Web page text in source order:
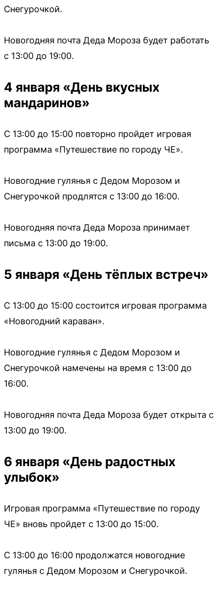
Снегурочкой.
Новогодняя почта Деда Мороза будет работать
с 13:00 до 19:00.
4 января «День вкусных
мандаринов»
С 13:00 до 15:00 повторно пройдет игровая
программа «Путешествие по городу ЧЕ».
Новогодние гулянья с Дедом Морозом и
Снегурочкой продлятся с 13:00 до 16:00.
Новогодняя почта Деда Мороза принимает
письма с 13:00 до 19:00.
5 января «День тёплых встреч»
С 13:00 до 15:00 состоится игровая программа
«Новогодний караван».
Новогодние гулянья с Дедом Морозом и
Снегурочкой намечены на время с 13:00 до
16:00.
Новогодняя почта Деда Мороза будет открыта с
13:00 до 19:00.
6 января «День радостных
улыбок»
Игровая программа «Путешествие по городу
ЧЕ» вновь пройдет с 13:00 до 15:00.
С 13:00 до 16:00 продолжатся новогодние
гулянья с Дедом Морозом и Снегурочкой.